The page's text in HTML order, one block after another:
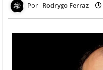
Rodrygo Ferraz